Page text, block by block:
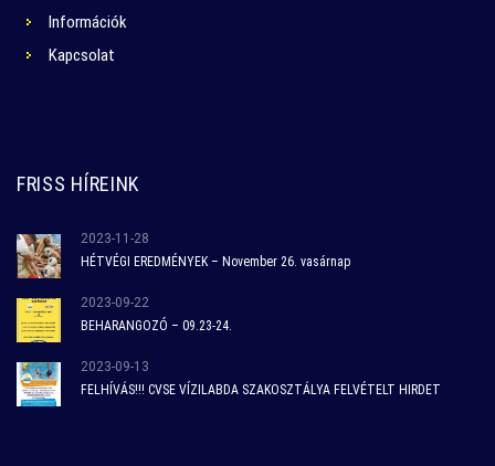
Információk
Kapcsolat
FRISS HÍREINK
2023-11-28
HÉTVÉGI EREDMÉNYEK – November 26. vasárnap
2023-09-22
BEHARANGOZÓ – 09.23-24.
2023-09-13
FELHÍVÁS!!! CVSE VÍZILABDA SZAKOSZTÁLYA FELVÉTELT HIRDET